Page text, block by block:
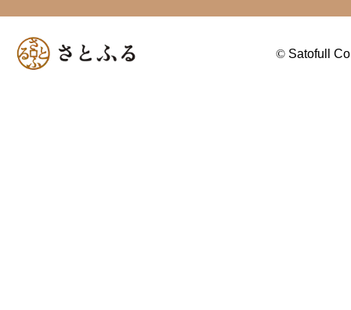
© Satofull